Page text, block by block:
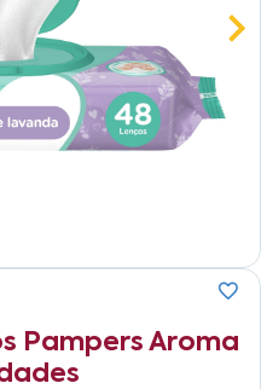
Pampers Aroma